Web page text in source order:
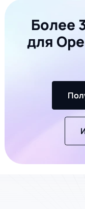
Более
для